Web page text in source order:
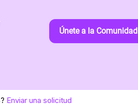
Únete a la Comunidad
Enviar una solicitud